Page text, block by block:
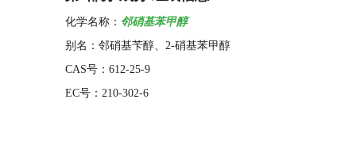
化学名称： 邻硝基苯甲醇
别名：邻硝基苄醇、2-硝基苯甲醇
CAS号：612-25-9
EC号：210-302-6